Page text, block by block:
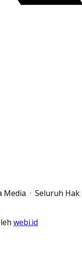
Media · Seluruh Hak
webi.id